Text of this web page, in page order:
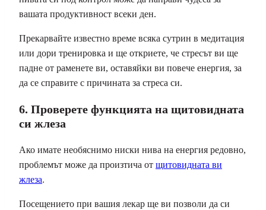
вашата продуктивност всеки ден.
Прекарвайте известно време всяка сутрин в медитация
или дори тренировка и ще откриете, че стресът ви ще
падне от раменете ви, оставяйки ви повече енергия, за
да се справите с причината за стреса си.
6. Проверете функцията на щитовидната
си жлеза
Ако имате необяснимо ниски нива на енергия редовно,
проблемът може да произтича от щитовидната ви
жлеза.
Посещението при вашия лекар ще ви позволи да си